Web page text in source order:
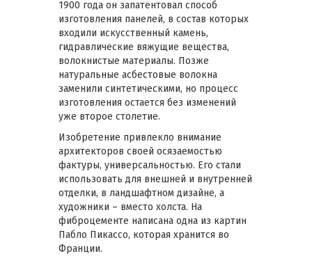
1900 года он запатентовал способ
изготовления панелей, в состав которых
входили искусственный камень,
гидравлические вяжущие вещества,
волокнистые материалы. Позже
натуральные асбестовые волокна
заменили синтетическими, но процесс
изготовления остается без изменений
уже второе столетие.
Изобретение привлекло внимание
архитекторов своей осязаемостью
фактуры, универсальностью. Его стали
использовать для внешней и внутренней
отделки, в ландшафтном дизайне, а
художники – вместо холста. На
фиброцементе написана одна из картин
Пабло Пикассо, которая хранится во
Франции.